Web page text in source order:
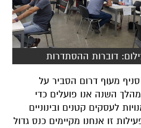
דוברות ההסתדרות
מעוף דרום הסביר על
השנה אנו פועלים כדי
לעסקים קטנים ובינוניים
להעצים את העסקים
להם כלים להצלחה
את העסקים במרחב הדרום".